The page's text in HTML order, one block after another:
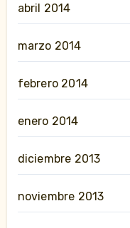
abril 2014
marzo 2014
febrero 2014
enero 2014
diciembre 2013
noviembre 2013